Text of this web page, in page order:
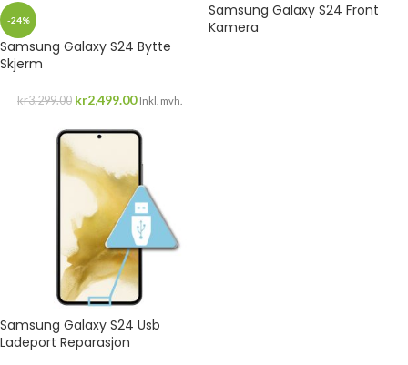
-24%
Samsung Galaxy S24 Bytte
Skjerm
kr3,299.00 kr2,499.00 Inkl. mvh.
Samsung Galaxy S24 Front
Kamera
Samsung Galaxy S24 Usb
Ladeport Reparasjon